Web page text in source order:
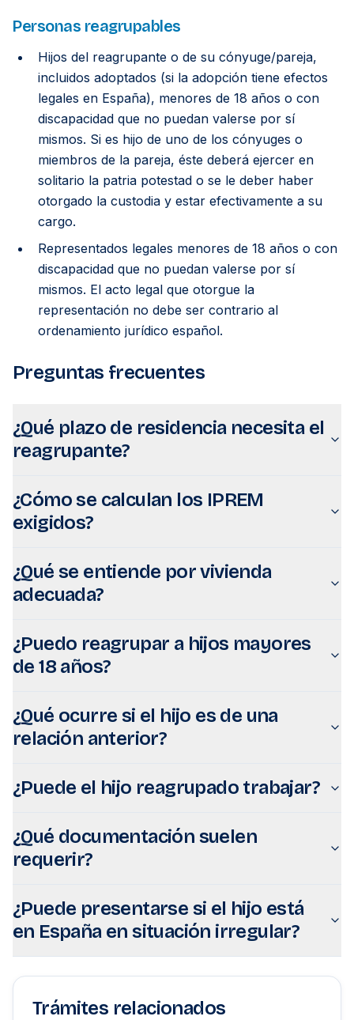
Personas reagrupables
Hijos del reagrupante o de su cónyuge/pareja,
incluidos adoptados (si la adopción tiene efectos
legales en España), menores de 18 años o con
discapacidad que no puedan valerse por sí
mismos. Si es hijo de uno de los cónyuges o
miembros de la pareja, éste deberá ejercer en
solitario la patria potestad o se le deber haber
otorgado la custodia y estar efectivamente a su
cargo.
Representados legales menores de 18 años o con
discapacidad que no puedan valerse por sí
mismos. El acto legal que otorgue la
representación no debe ser contrario al
ordenamiento jurídico español.
Preguntas frecuentes
¿Qué plazo de residencia necesita el
reagrupante?
¿Cómo se calculan los IPREM
exigidos?
¿Qué se entiende por vivienda
adecuada?
¿Puedo reagrupar a hijos mayores
de 18 años?
¿Qué ocurre si el hijo es de una
relación anterior?
¿Puede el hijo reagrupado trabajar?
¿Qué documentación suelen
requerir?
¿Puede presentarse si el hijo está
en España en situación irregular?
Trámites relacionados